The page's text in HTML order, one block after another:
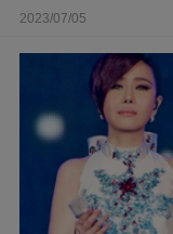
2023/07/05